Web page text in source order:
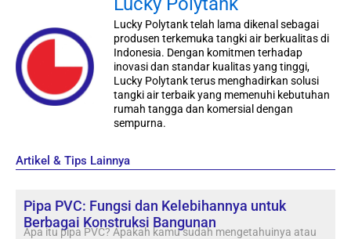
Lucky Polytank telah lama dikenal sebagai
produsen terkemuka tangki air berkualitas di
Indonesia. Dengan komitmen terhadap
inovasi dan standar kualitas yang tinggi,
Lucky Polytank terus menghadirkan solusi
tangki air terbaik yang memenuhi kebutuhan
rumah tangga dan komersial dengan
sempurna.
Artikel & Tips Lainnya
Pipa PVC: Fungsi dan Kelebihannya untuk
Berbagai Konstruksi Bangunan
Apa itu pipa PVC? Apakah kamu sudah mengetahuinya atau